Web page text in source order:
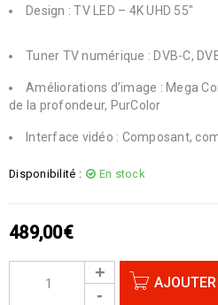
Design : TV LED – 4K UHD 55″
Tuner TV numérique : DVB-C,
Améliorations d’image : Mega
de la profondeur, PurColor
Interface vidéo : Composant,
Disponibilité : En stock
489,00€